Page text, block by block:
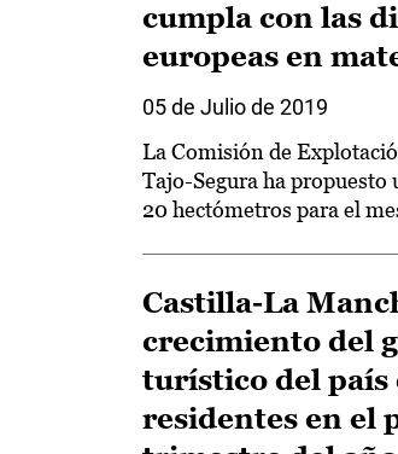
cumpla con las
europeas en
05 de Julio de 2019
La Comisión de
Tajo-Segura ha propuesto
20 hectómetros para el
Castilla-La
crecimiento del
turístico del país
residentes en el